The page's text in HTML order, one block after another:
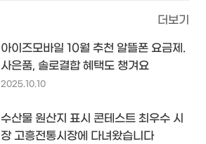
더보기
아이즈모바일 10월 추천 알뜰폰 요금제.
사은품, 솔로결합 혜택도 챙겨요
2025.10.10
수산물 원산지 표시 콘테스트 최우수 시
장 고흥전통시장에 다녀왔습니다